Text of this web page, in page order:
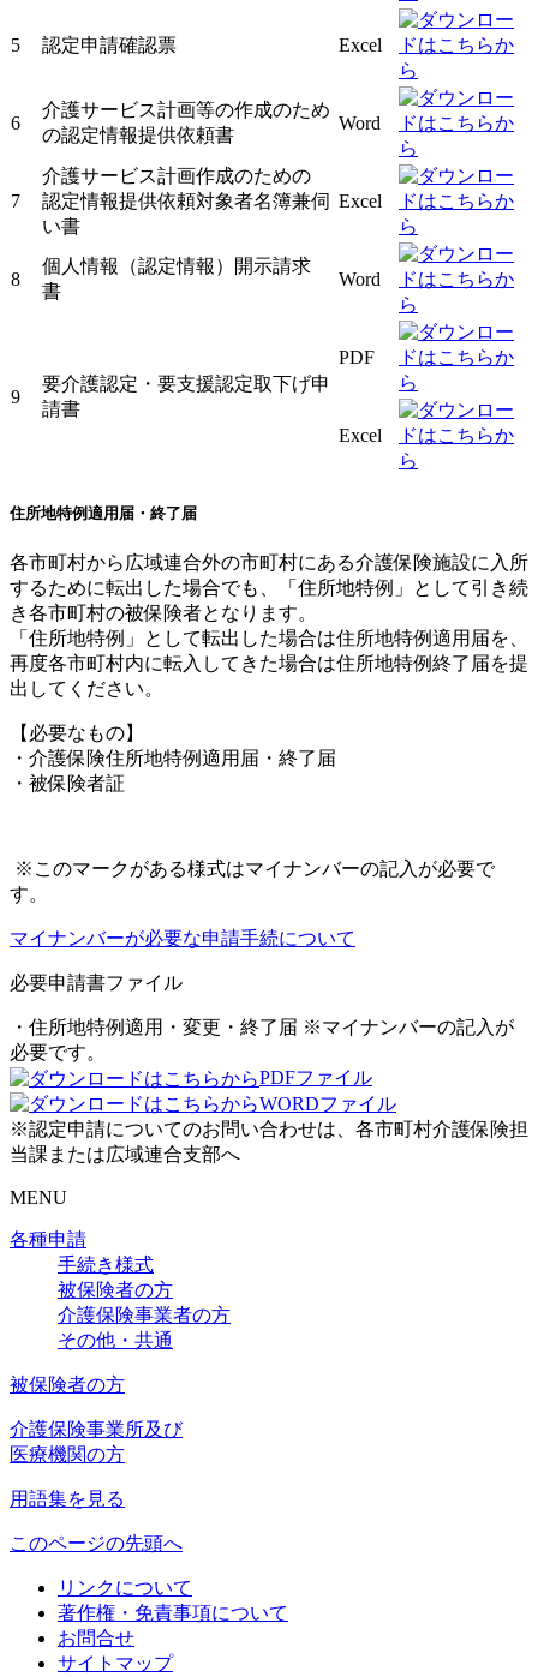
5 認定申請確認票 Excel
6
介護サービス計画等の作成のため
の認定情報提供依頼書
Word
7
介護サービス計画作成のための
認定情報提供依頼対象者名簿兼伺
い書
Excel
8
個人情報（認定情報）開示請求
書
Word
9
要介護認定・要支援認定取下げ申
請書
PDF
Excel
住所地特例適用届・終了届
各市町村から広域連合外の市町村にある介護保険施設に入所
するために転出した場合でも、「住所地特例」として引き続
き各市町村の被保険者となります。
「住所地特例」として転出した場合は住所地特例適用届を、
再度各市町村内に転入してきた場合は住所地特例終了届を提
出してください。
【必要なもの】
・介護保険住所地特例適用届・終了届
・被保険者証
※このマークがある様式はマイナンバーの記入が必要で
す。
マイナンバーが必要な申請手続について
必要申請書ファイル
・住所地特例適用・変更・終了届 ※マイナンバーの記入が
必要です。
PDFファイル
WORDファイル
※認定申請についてのお問い合わせは、各市町村介護保険担
当課または広域連合支部へ
MENU
各種申請
手続き様式
被保険者の方
介護保険事業者の方
その他・共通
被保険者の方
介護保険事業所及び
医療機関の方
用語集を見る
このページの先頭へ
リンクについて
著作権・免責事項について
お問合せ
サイトマップ